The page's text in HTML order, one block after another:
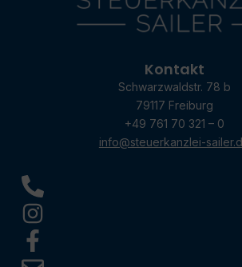
Kontakt
Schwarzwaldstr. 78 b
79117 Freiburg
+49 761 70 321 – 0
info@steuerkanzlei-